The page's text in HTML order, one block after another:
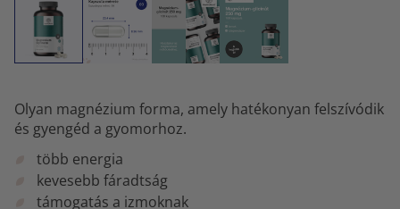
Olyan magnézium forma, amely hatékonyan felszívódik
és gyengéd a gyomorhoz.
több energia
kevesebb fáradtság
támogatás a izmoknak